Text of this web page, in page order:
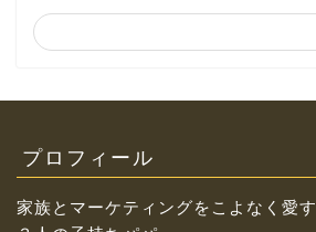
プロフィール
家族とマーケティングをこよなく愛す